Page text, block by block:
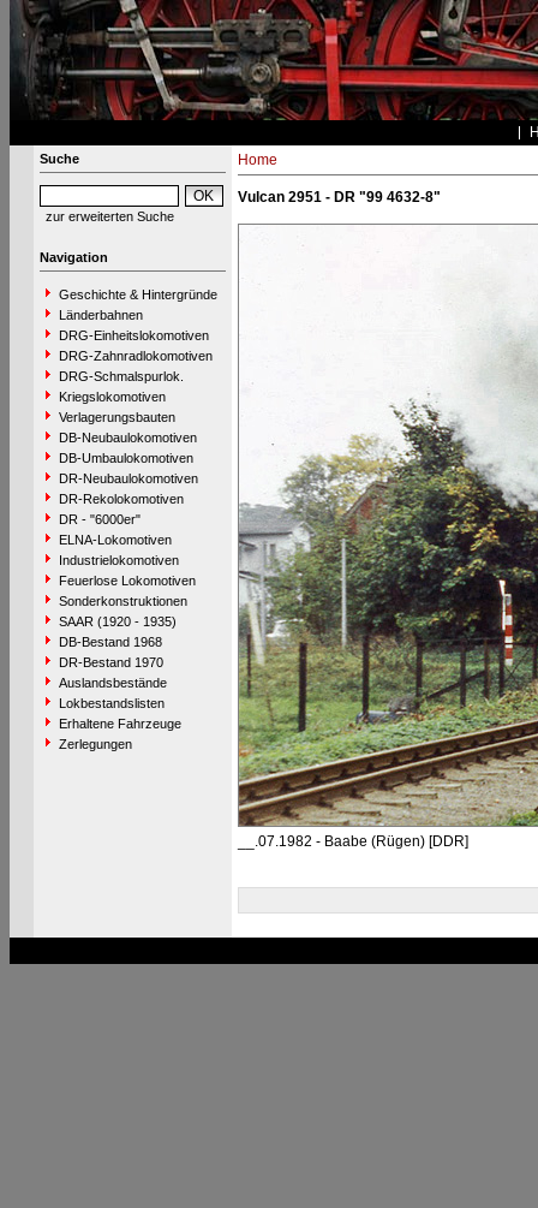
Suche
zur erweiterten Suche
Navigation
Geschichte & Hintergründe
Länderbahnen
DRG-Einheitslokomotiven
DRG-Zahnradlokomotiven
DRG-Schmalspurlok.
Kriegslokomotiven
Verlagerungsbauten
DB-Neubaulokomotiven
DB-Umbaulokomotiven
DR-Neubaulokomotiven
DR-Rekolokomotiven
DR - "6000er"
ELNA-Lokomotiven
Industrielokomotiven
Feuerlose Lokomotiven
Sonderkonstruktionen
SAAR (1920 - 1935)
DB-Bestand 1968
DR-Bestand 1970
Auslandsbestände
Lokbestandslisten
Erhaltene Fahrzeuge
Zerlegungen
Home
Vulcan 2951 - DR "99 4632-8"
__.07.1982 - Baabe (Rügen) [DDR]